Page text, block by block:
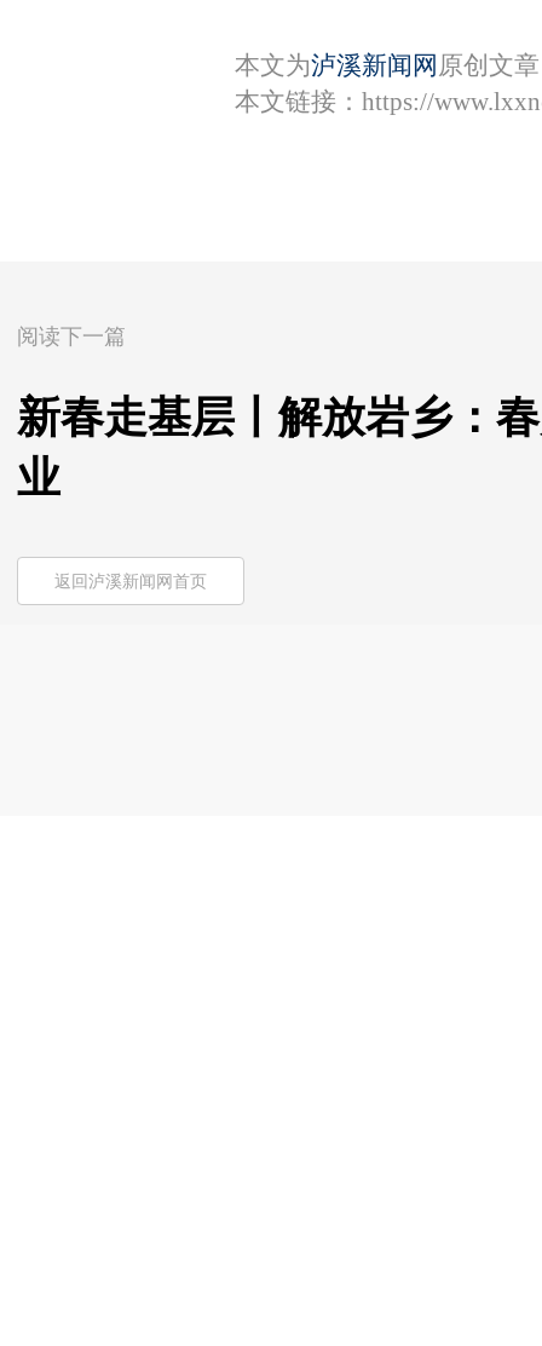
本文为泸溪新闻网 原创文
本文链接： https://
阅读下一篇
新春走基层丨解放岩乡：
业
返回泸溪新闻网首页